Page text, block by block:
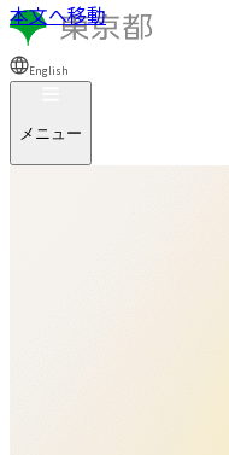
本文へ移動
English
メニュー